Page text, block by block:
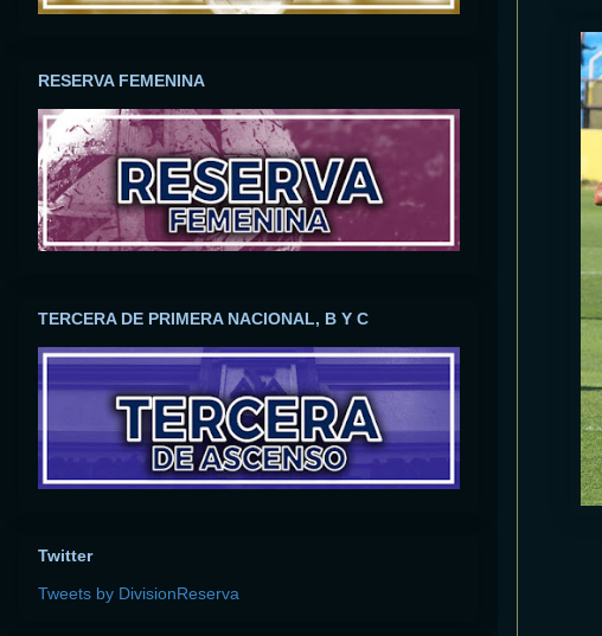
RESERVA FEMENINA
TERCERA DE PRIMERA NACIONAL, B Y C
Twitter
Tweets by DivisionReserva